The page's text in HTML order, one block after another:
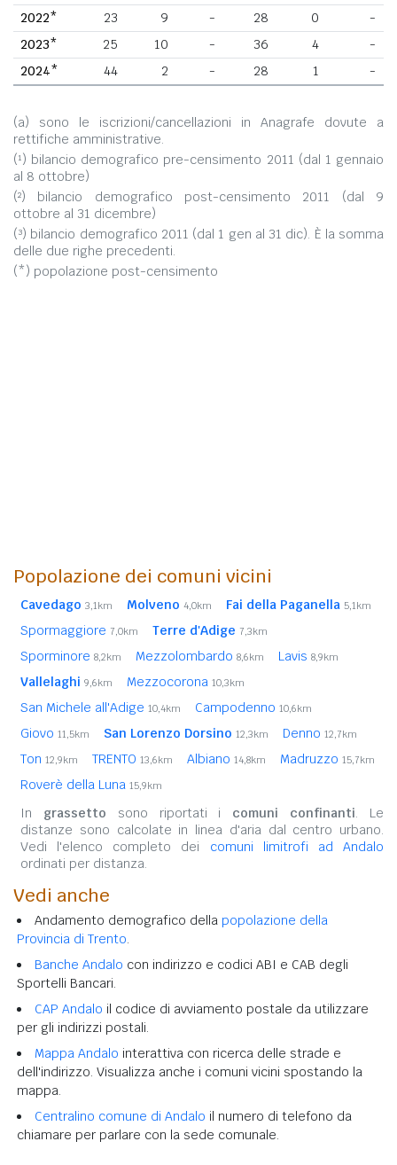
2022*
23 9 - 28 0
-
2023*
25 10 - 36 4
-
2024*
44 2 - 28 1 -
(a) sono le iscrizioni/cancellazioni in Anagrafe dovute a
rettifiche amministrative.
(¹) bilancio demografico pre-censimento 2011 (dal 1 gennaio
al 8 ottobre)
(²) bilancio demografico post-censimento 2011 (dal 9
ottobre al 31 dicembre)
(³) bilancio demografico 2011 (dal 1 gen al 31 dic). È la somma
delle due righe precedenti.
(*) popolazione post-censimento
Popolazione dei comuni vicini
Cavedago 3,1km Molveno 4,0km Fai della Paganella 5,1km
Spormaggiore 7,0km Terre d'Adige 7,3km
Sporminore 8,2km Mezzolombardo 8,6km Lavis 8,9km
Vallelaghi 9,6km Mezzocorona 10,3km
San Michele all'Adige 10,4km Campodenno 10,6km
Giovo 11,5km San Lorenzo Dorsino 12,3km Denno 12,7km
Ton 12,9km TRENTO 13,6km Albiano 14,8km Madruzzo 15,7km
Roverè della Luna 15,9km
In grassetto sono riportati i comuni confinanti. Le
distanze sono calcolate in linea d'aria dal centro urbano.
Vedi l'elenco completo dei comuni limitrofi ad Andalo
ordinati per distanza.
Vedi anche
Andamento demografico della popolazione della
Provincia di Trento.
Banche Andalo con indirizzo e codici ABI e CAB degli
Sportelli Bancari.
CAP Andalo il codice di avviamento postale da utilizzare
per gli indirizzi postali.
Mappa Andalo interattiva con ricerca delle strade e
dell'indirizzo. Visualizza anche i comuni vicini spostando la
mappa.
Centralino comune di Andalo il numero di telefono da
chiamare per parlare con la sede comunale.